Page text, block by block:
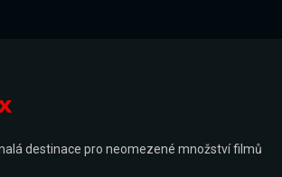
destinace pro neomezené množství filmů